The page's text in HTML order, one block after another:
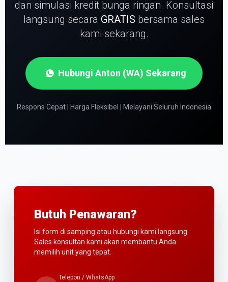
dan simulasi kredit bunga ringan. Konsultasi
langsung secara GRATIS bersama sales
kami sekarang.
Hubungi Anton (WA) Sekarang
Respons Cepat | Harga Fleksibel | Melayani Seluruh Indonesia
Butuh Penawaran?
Isi form di samping atau hubungi kami langsung.
Sales konsultan kami akan membantu Anda
memilih unit yang tepat.
Telepon / WhatsApp